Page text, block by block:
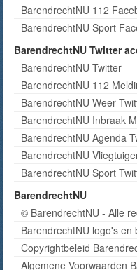
BarendrechtNU 112
BarendrechtNU Sport
BarendrechtNU Twitter
BarendrechtNU Twitter
BarendrechtNU 112
BarendrechtNU Weer
BarendrechtNU Inbraak
BarendrechtNU Agenda
BarendrechtNU
BarendrechtNU Sport
BarendrechtNU
© BarendrechtNU - Alle
BarendrechtNU logo's en
Copyrightbeleid
Algemene Voorwaarden